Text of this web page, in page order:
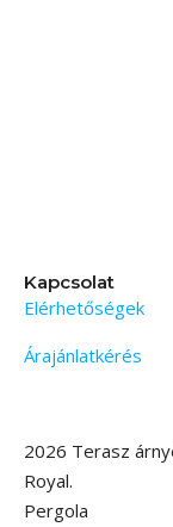
Kapcsolat
Elérhetőségek
Árajánlatkérés
2026 Terasz
Royal.
Pergola